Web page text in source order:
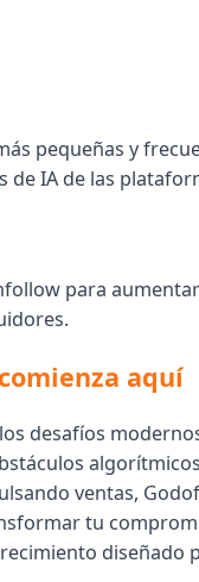
pequeñas y
de IA de las
para
aquí
desafíos
ventas,
tu
diseñado